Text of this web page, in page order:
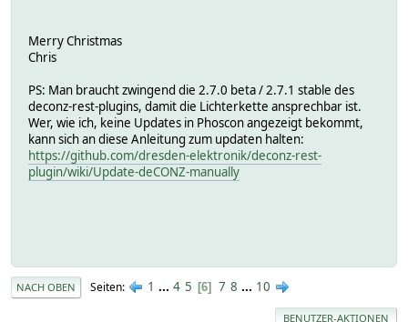
{"effect": "collide", "on": true}
{"effect": "vintage", "on": true}
{"effect": "fading", "on": true}
Merry Christmas
Chris
PS: Man braucht zwingend die 2.7.0 beta / 2.7.1 stable des
deconz-rest-plugins, damit die Lichterkette ansprechbar ist.
Wer, wie ich, keine Updates in Phoscon angezeigt bekommt,
kann sich an diese Anleitung zum updaten halten:
https://github.com/dresden-elektronik/deconz-rest-
plugin/wiki/Update-deCONZ-manually
NACH OBEN Seiten 1 ... 4 5 6 7 8 ... 10
BENUTZER-AKTIONEN